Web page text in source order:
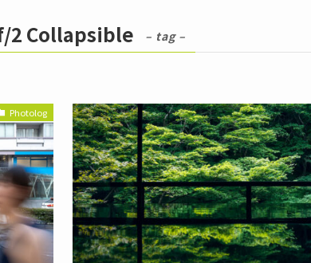
f/2 Collapsible – tag –
Photolog